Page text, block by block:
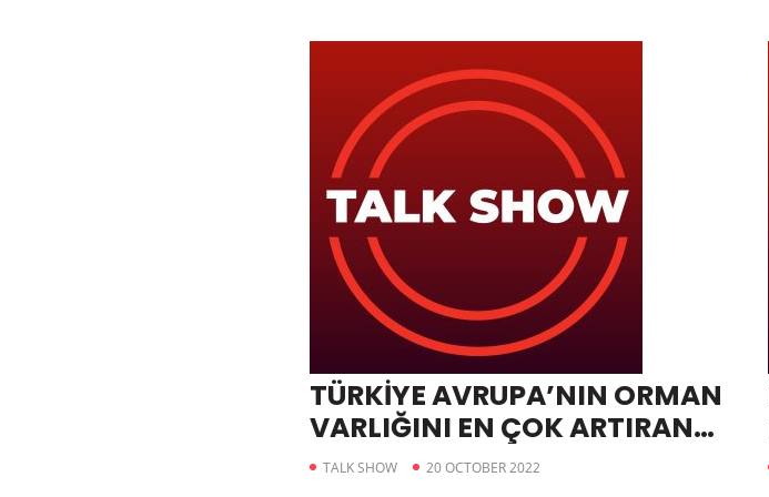
TÜRKİYE AVRUPA’NIN ORMAN
VARLIĞINI EN ÇOK ARTIRAN
ÜLKESİ
TALK SHOW 20 OCTOBER 2022